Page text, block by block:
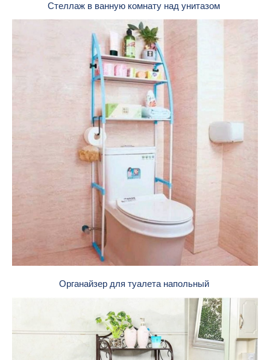
Стеллаж в ванную комнату над унитазом
Органайзер для туалета напольный